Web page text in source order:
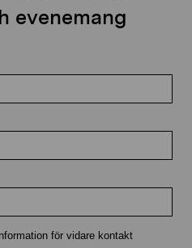
evenemang
för vidare kontakt